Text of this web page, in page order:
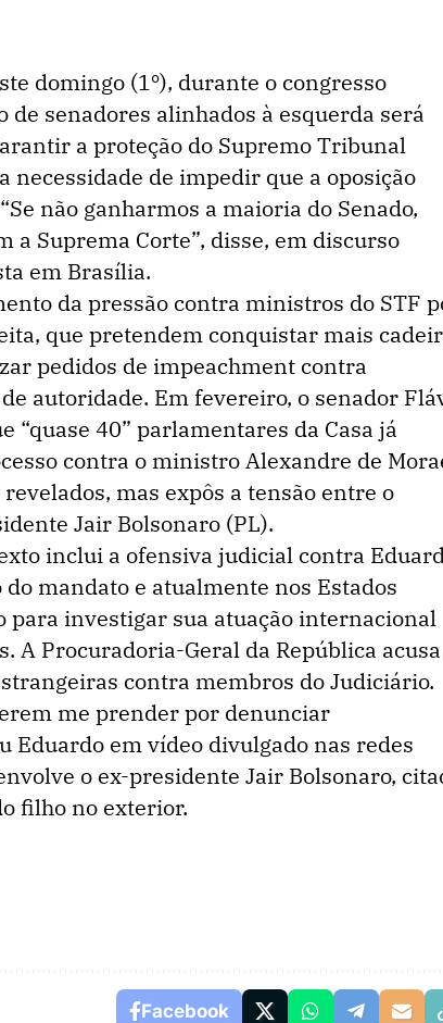
domingo (1º), durante o congresso
de senadores alinhados à esquerda será
a proteção do Supremo Tribunal
necessidade de impedir que a oposição
não ganharmos a maioria do Senado,
a Suprema Corte”, disse, em discurso
em Brasília.
da pressão contra ministros do STF
que pretendem conquistar mais
pedidos de impeachment contra
autoridade. Em fevereiro, o senador
“quase 40” parlamentares da Casa já
contra o ministro Alexandre de
mas expôs a tensão entre o
Jair Bolsonaro (PL).
inclui a ofensiva judicial contra
mandato e atualmente nos Estados
para investigar sua atuação internacional
A Procuradoria-Geral da República
contra membros do Judiciário.
me prender por denunciar
Eduardo em vídeo divulgado nas redes
o ex-presidente Jair Bolsonaro,
filho no exterior.
Facebook